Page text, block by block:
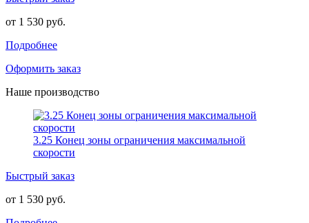
от 1 530 руб.
Подробнее
Оформить заказ
Наше производство
3.25 Конец зоны ограничения максимальной
скорости
Быстрый заказ
от 1 530 руб.